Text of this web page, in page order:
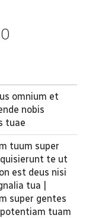
omnium et
nobis
tuae
tuum super
te ut
est deus nisi
tua |
super gentes
tuam